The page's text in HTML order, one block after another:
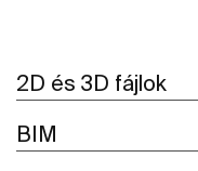
2D és 3D fájlok
BIM